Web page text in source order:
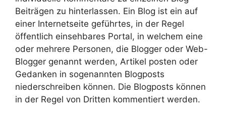
Beiträgen zu hinterlassen. Ein Blog ist ein auf
einer Internetseite geführtes, in der Regel
öffentlich einsehbares Portal, in welchem eine
oder mehrere Personen, die Blogger oder Web-
Blogger genannt werden, Artikel posten oder
Gedanken in sogenannten Blogposts
niederschreiben können. Die Blogposts können
in der Regel von Dritten kommentiert werden.